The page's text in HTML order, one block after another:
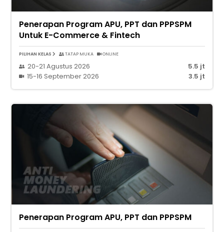
Penerapan Program APU, PPT dan PPPSPM
Untuk E-Commerce & Fintech
PILIHAN KELAS TATAP MUKA ONLINE
20-21 Agustus 2026
5.5 jt
15-16 September 2026
3.5 jt
Penerapan Program APU, PPT dan PPPSPM